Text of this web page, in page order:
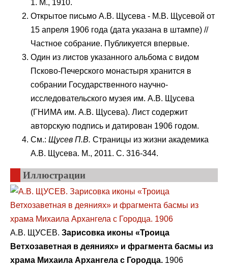
1. М., 1910.
Открытое письмо А.В. Щусева - М.В. Щусевой от
15 апреля 1906 года (дата указана в штампе) //
Частное собрание. Публикуется впервые.
Один из листов указанного альбома с видом
Псково-Печерского монастыря хранится в
собрании Государственного научно-
исследовательского музея им. А.В. Щусева
(ГНИМА им. А.В. Щусева). Лист содержит
авторскую подпись и датирован 1906 годом.
См.: Щусев П.В. Страницы из жизни академика
А.В. Щусева. М., 2011. С. 316-344.
Иллюстрации
А.В. ЩУСЕВ. Зарисовка иконы «Троица
Ветхозаветная в деяниях» и фрагмента басмы из
храма Михаила Архангела с Городца. 1906